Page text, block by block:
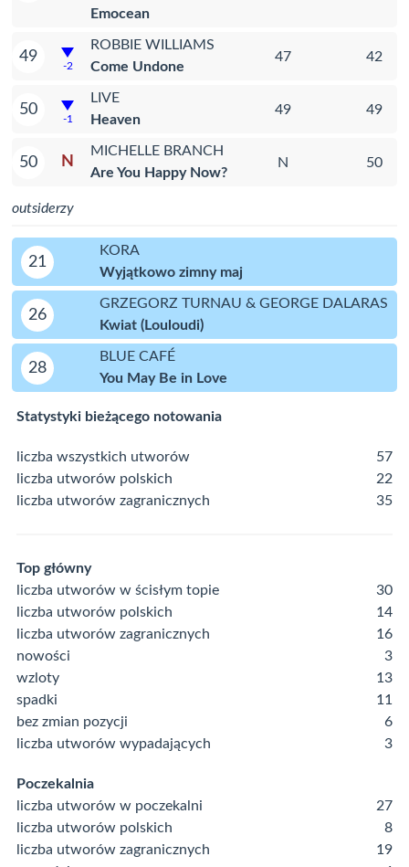
Emocean
49
-2
ROBBIE WILLIAMS
Come Undone
47 42
50
-1
LIVE
Heaven
49 49
50 N
MICHELLE BRANCH
Are You Happy Now?
N 50
outsiderzy
21
KORA
Wyjątkowo zimny maj
26
GRZEGORZ TURNAU & GEORGE DALARAS
Kwiat (Louloudi)
28
BLUE CAFÉ
You May Be in Love
Statystyki bieżącego notowania
liczba wszystkich utworów
57
liczba utworów polskich
22
liczba utworów zagranicznych
35
Top główny
liczba utworów w ścisłym topie
30
liczba utworów polskich
14
liczba utworów zagranicznych
16
nowości
3
wzloty
13
spadki
11
bez zmian pozycji
6
liczba utworów wypadających
3
Poczekalnia
liczba utworów w poczekalni
27
liczba utworów polskich
8
liczba utworów zagranicznych
19